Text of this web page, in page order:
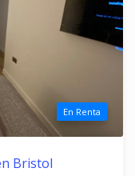
En Renta
Bristol